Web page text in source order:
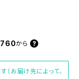
から
お届け先によって、